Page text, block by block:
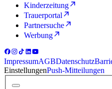
Kinderzeitung
Trauerportal
Partnersuche
Werbung
ImpressumAGBDatenschutz
EinstellungenPush-Mitteilungen